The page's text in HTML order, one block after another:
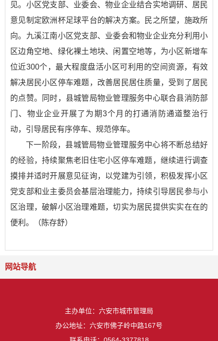
见。小区党支部、业委会、物业企业结合实地调研、居民
意见制定欧洲杯足球平台的解决方案。民之所望，施政所
向。九溪江南小区党支部、业委会和物业企业充分利用小
区边角空地、绿化裸土地块、闲置空地等，为小区新增车
位近300个，最大程度盘活小区可利用的空间资源，有效
解决居民小区停车难题，改善居民居住质量，受到了居民
的点赞。同时，县城管局物业管理服务中心联合县消防部
门、物业企业开展了为期3个月的打通消防通道整治行
动，引导居民有序停车、规范停车。
下一阶段，县城管局物业管理服务中心将不断总结好
的经验，持续聚焦老旧住宅小区停车难题，继续进行调查
摸排并适时开展意见征询，以党建为引领，积极发挥小区
党支部和业主委员会基层治理能力，持续引导居民参与小
区治理，破解小区治理难题，切实为居民提供实实在在的
便利。（陈存舒）
网站导航
主办单位：六安市城市管理局
办公地址：六安市佛子岭中路167号